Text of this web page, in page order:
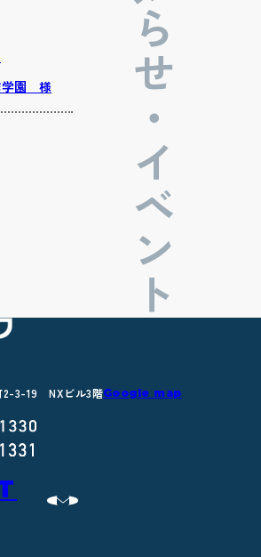
お知らせ・イベント
学園 様
2-3-19 NXビル3階Google map